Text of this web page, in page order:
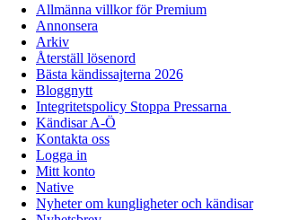
Allmänna villkor för Premium
Annonsera
Arkiv
Återställ lösenord
Bästa kändissajterna 2026
Bloggnytt
Integritetspolicy Stoppa Pressarna
Kändisar A-Ö
Kontakta oss
Logga in
Mitt konto
Native
Nyheter om kungligheter och kändisar